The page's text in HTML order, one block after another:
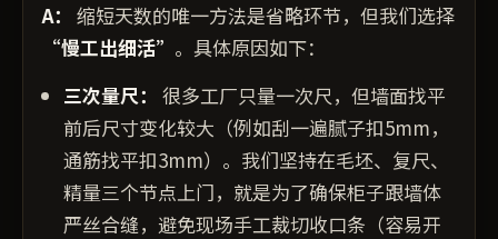
A： 缩短天数的唯一方法是省略环节，但我们选择
“慢工出细活” 。具体原因如下：
三次量尺： 很多工厂只量一次尺，但墙面找平
前后尺寸变化较大（例如刮一遍腻子扣5mm，
通筋找平扣3mm）。我们坚持在毛坯、复尺、
精量三个节点上门，就是为了确保柜子跟墙体
严丝合缝，避免现场手工裁切收口条（容易开